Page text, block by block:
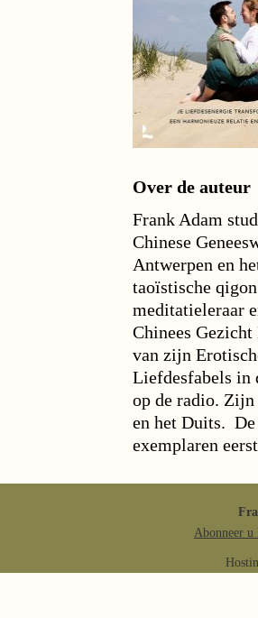
Over de auteur
Frank Adam
Chinese
Antwerpen en
taoïstische
meditatieleraar
Chinees
van zijn
Liefdesfabels in
op de radio.
en het Duits.
exemplaren
Abonneer u